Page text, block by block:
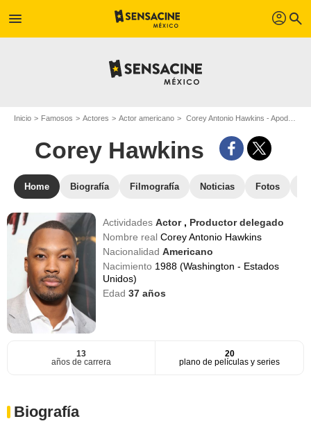
menu profil search
Inicio Famosos Actores Actor americano Corey Antonio Hawkins - Apodo : Corey Hawkins
Corey Hawkins
Home Biografía Filmografía Noticias Fotos
ActividadesActor , Productor delegado
Nombre realCorey Antonio Hawkins
NacionalidadAmericano
Nacimiento 1988 (Washington - Estados
Unidos)
Edad37 años
13
años de carrera
20
plano de películas y series
Biografía